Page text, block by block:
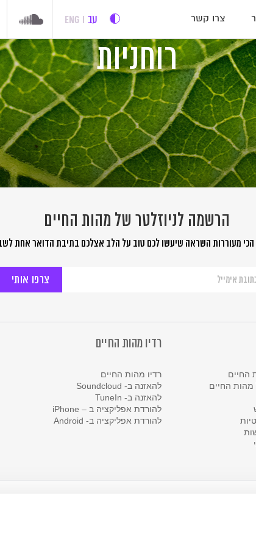
צרו קשר עב ENG
רוחניות
הרשמה לניוזלטר של מהות החיים
מעוררות השראה שיעשו לכם טוב על הלב אצלכם בתיבת הדואר אחת
החיים
החיים
רדיו מהות החיים
רדיו מהות החיים
להאזנה ב- Soundcloud
להאזנה ב- TuneIn
להורדת אפליקציה ב – iPhone
להורדת אפליקציה ב- Android